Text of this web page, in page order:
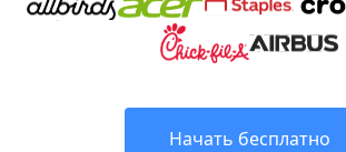
Начать бесплатно